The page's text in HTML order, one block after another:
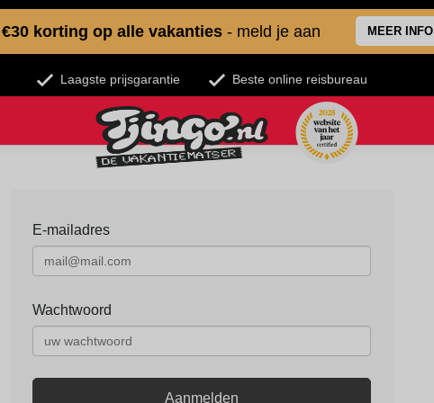
€30 korting op alle vakanties - meld je aan MEER INFO
Laagste prijsgarantie Beste online reisbureau
E-mailadres
Wachtwoord
Aanmelden